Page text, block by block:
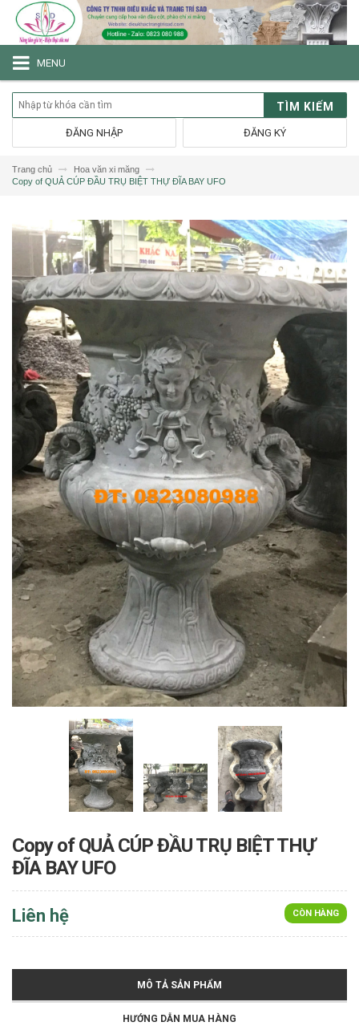
MENU
TÌM KIẾM
ĐĂNG KÝ
ĐĂNG NHẬP
Trang chủ
Hoa văn xi măng
Copy of QUẢ CÚP ĐẦU TRỤ BIỆT THỰ ĐĨA BAY UFO
Copy of QUẢ CÚP ĐẦU TRỤ BIỆT THỰ
ĐĨA BAY UFO
CÒN HÀNG
Liên hệ
MÔ TẢ SẢN PHẨM
HƯỚNG DẪN MUA HÀNG